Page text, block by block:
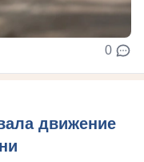
0
движение